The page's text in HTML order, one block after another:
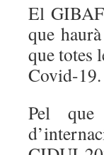
El
que
que totes
Covid-19.
Pel